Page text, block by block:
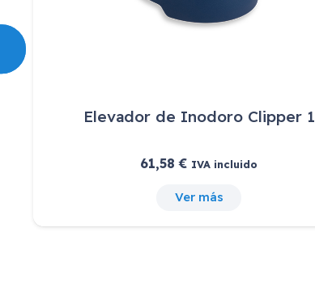
Elevador de Inodoro Clipper 1
61,58€ IVA incluido
Ver más